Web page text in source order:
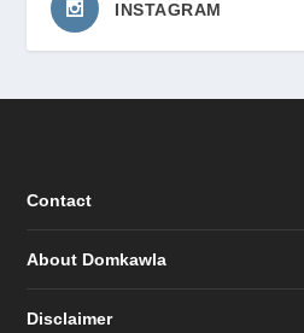
INSTAGRAM
Contact
About Domkawla
Disclaimer